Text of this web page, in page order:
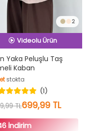
2
İndirimli Ürün
Hızlı Teslimat
Videolu Ürün
İndirimli Ürün
Yaka Peluşlu Taş
Kaban
stokta
stokta
(1)
TL699,99 TL
İndirim